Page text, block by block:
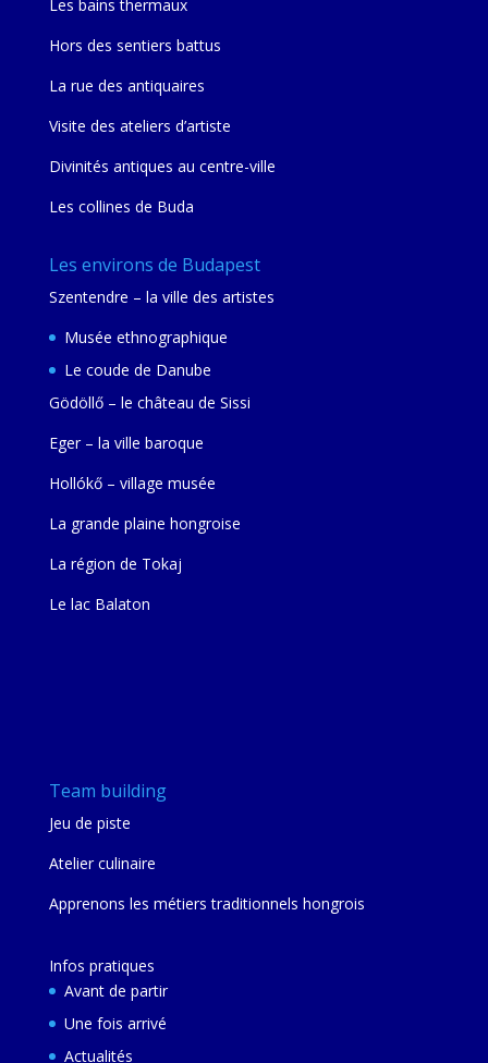
Les bains thermaux
Hors des sentiers battus
La rue des antiquaires
Visite des ateliers d’artiste
Divinités antiques au centre-ville
Les collines de Buda
Les environs de Budapest
Szentendre – la ville des artistes
Musée ethnographique
Le coude de Danube
Gödöllő – le château de Sissi
Eger – la ville baroque
Hollókő – village musée
La grande plaine hongroise
La région de Tokaj
Le lac Balaton
Team building
Jeu de piste
Atelier culinaire
Apprenons les métiers traditionnels hongrois
Infos pratiques
Avant de partir
Une fois arrivé
Actualités